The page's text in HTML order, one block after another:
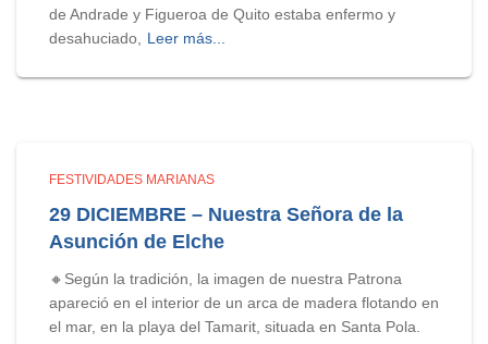
de Andrade y Figueroa de Quito estaba enfermo y
desahuciado,
Leer más...
FESTIVIDADES MARIANAS
29 DICIEMBRE – Nuestra Señora de la
Asunción de Elche
🔸Según la tradición, la imagen de nuestra Patrona
apareció en el interior de un arca de madera flotando en
el mar, en la playa del Tamarit, situada en Santa Pola.